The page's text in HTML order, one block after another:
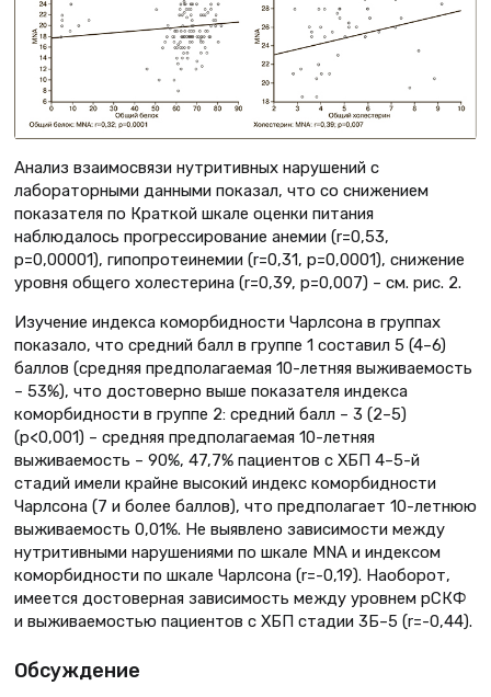
Анализ взаимосвязи нутритивных нарушений с
лабораторными данными показал, что cо снижением
показателя по Краткой шкале оценки питания
наблюдалось прогрессирование анемии (r=0,53,
p=0,00001), гипопротеинемии (r=0,31, p=0,0001), снижение
уровня общего холестерина (r=0,39, p=0,007) – см. рис. 2.
Изучение индекса коморбидности Чарлсона в группах
показало, что средний балл в группе 1 составил 5 (4–6)
баллов (средняя предполагаемая 10-летняя выживаемость
– 53%), что достоверно выше показателя индекса
коморбидности в группе 2: средний балл – 3 (2–5)
(p<0,001) – средняя предполагаемая 10-летняя
выживаемость – 90%, 47,7% пациентов с ХБП 4–5-й
стадий имели крайне высокий индекс коморбидности
Чарлсона (7 и более баллов), что предполагает 10-летнюю
выживаемость 0,01%. Не выявлено зависимости между
нутритивными нарушениями по шкале MNA и индексом
коморбидности по шкале Чарлсона (r=-0,19). Наоборот,
имеется достоверная зависимость между уровнем рСКФ
и выживаемостью пациентов с ХБП стадии 3Б–5 (r=-0,44).
Обсуждение